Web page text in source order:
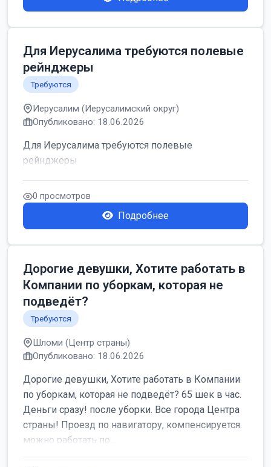
Для Иерусалима требуются полевые
рейнджеры
Требуются
Иерусалим (Иерусалимский округ)
Опубликовано: 18.06.2026
Для Иерусалима требуются полевые
рейнджеры
0 просмотров
Подробнее
Дорогие девушки, Хотите работать в
Компании по уборкам, которая не
подведёт?
Требуются
Шломи (Центр страны)
Опубликовано: 18.06.2026
Дорогие девушки, Хотите работать в Компании
по уборкам, которая не подведёт? 65 шек в час.
Деньги сразу! после уборки. Все города Центра
страны! Проезд по навигатору, компенсируется.
можно работать по...